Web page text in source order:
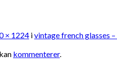
× 1224 ivintage french glasses –
kommenterer.